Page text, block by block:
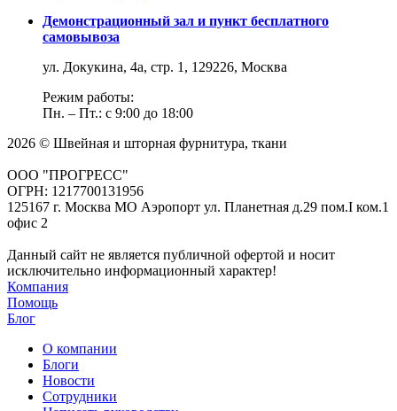
Демонстрационный зал и пункт бесплатного
самовывоза
ул. Докукина, 4а, стр. 1, 129226, Москва
Режим работы:
Пн. – Пт.: с 9:00 до 18:00
2026 © Швейная и шторная фурнитура, ткани
ООО "ПРОГРЕСС"
ОГРН: 1217700131956
125167 г. Москва МО Аэропорт ул. Планетная д.29 пом.I ком.1
офис 2
Данный сайт не является публичной офертой и носит
исключительно информационный характер!
Компания
Помощь
Блог
О компании
Блоги
Новости
Сотрудники